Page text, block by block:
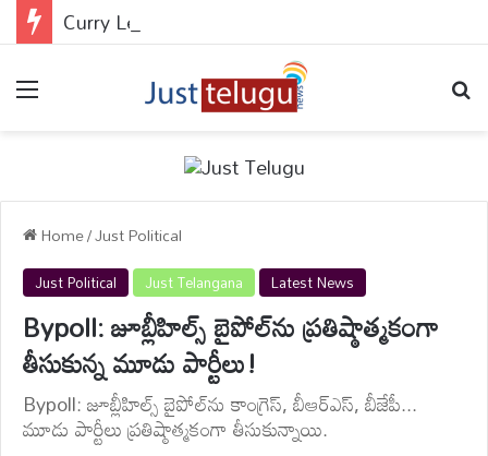
Home/Just Political
Just Political Just Telangana Latest News
Bypoll: జూబ్లీహిల్స్ బైపోల్‌ను ప్రతిష్ఠాత్మకంగా
తీసుకున్న మూడు పార్టీలు!
Bypoll: జూబ్లీహిల్స్ బైపోల్‌ను కాంగ్రెస్, బీఆర్ఎస్, బీజేపీ...
మూడు పార్టీలు ప్రతిష్ఠాత్మకంగా తీసుకున్నాయి.